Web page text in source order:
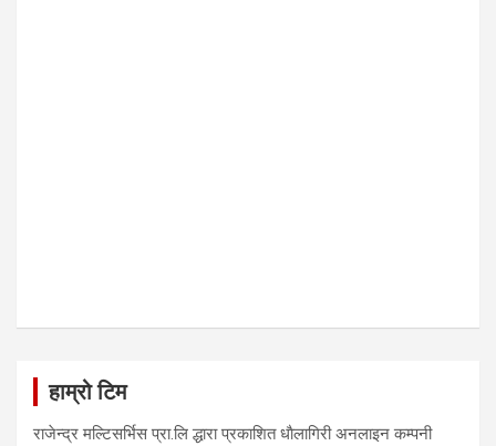
हाम्रो टिम
राजेन्द्र मल्टिसर्भिस प्रा.लि द्धारा प्रकाशित धाैलागिरी अनलाइन कम्पनी